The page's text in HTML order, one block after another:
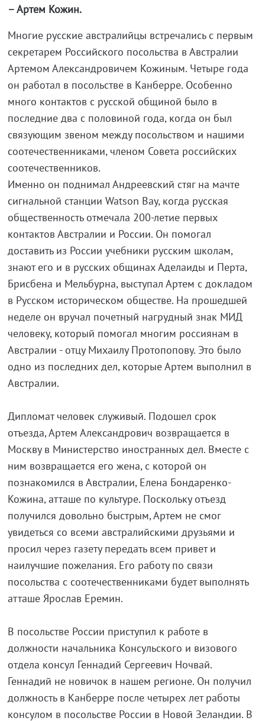
– Артем Кожин.
Многие русские австралийцы встречались с первым
секретарем Российского посольства в Австралии
Артемом Александровичем Кожиным. Четыре года
он работал в посольстве в Канберре. Особенно
много контактов с русской общиной было в
последние два с половиной года, когда он был
связующим звеном между посольством и нашими
соотечественниками, членом Совета российских
соотечественников.
Именно он поднимал Андреевский стяг на мачте
сигнальной станции Watson Bay, когда русская
общественность отмечала 200-летие первых
контактов Австралии и России. Он помогал
доставить из России учебники русским школам,
знают его и в русских общинах Аделаиды и Перта,
Брисбена и Мельбурна, выступал Артем с докладом
в Русском историческом обществе. На прошедшей
неделе он вручал почетный нагрудный знак МИД
человеку, который помогал многим россиянам в
Австралии - отцу Михаилу Протопопову. Это было
одно из последних дел, которые Артем выполнил в
Австралии.
Дипломат человек служивый. Подошел срок
отъезда, Артем Александрович возвращается в
Москву в Министерство иностранных дел. Вместе с
ним возвращается его жена, с которой он
познакомился в Австралии, Елена Бондаренко-
Кожина, атташе по культуре. Поскольку отъезд
получился довольно быстрым, Артем не смог
увидеться со всеми австралийскими друзьями и
просил через газету передать всем привет и
наилучшие пожелания. Его работу по связи
посольства с соотечественниками будет выполнять
атташе Ярослав Еремин.
В посольстве России приступил к работе в
должности начальника Консульского и визового
отдела консул Геннадий Сергеевич Ночвай.
Геннадий не новичок в нашем регионе. Он получил
должность в Канберре после четырех лет работы
консулом в посольстве России в Новой Зеландии. В